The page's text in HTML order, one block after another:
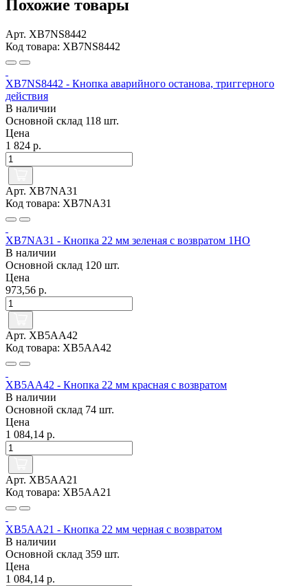
Похожие товары
Арт. XB7NS8442
Код товара: XB7NS8442
XB7NS8442 - Кнопка аварийного останова, триггерного
действия
В наличии
Основной склад 118 шт.
Цена
1 824 р.
Арт. XB7NA31
Код товара: XB7NA31
XB7NA31 - Кнопка 22 мм зеленая с возвратом 1НО
В наличии
Основной склад 120 шт.
Цена
973,56 р.
Арт. XB5AA42
Код товара: XB5AA42
XB5AA42 - Кнопка 22 мм красная с возвратом
В наличии
Основной склад 74 шт.
Цена
1 084,14 р.
Арт. XB5AA21
Код товара: XB5AA21
XB5AA21 - Кнопка 22 мм черная с возвратом
В наличии
Основной склад 359 шт.
Цена
1 084,14 р.